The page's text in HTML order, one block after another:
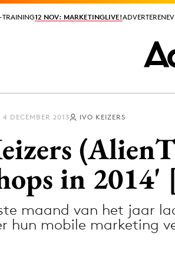
TRAINING12 NOV: MARKETINGLIVE!ADVERTEREN
TRAINING12 NOV: MARKETINGLIVE!ADVERTEREN
Design
Digital transformation
4 DECEMBER 2013 IVO KEIZERS
in
maand van het jaar
hun mobile marketing